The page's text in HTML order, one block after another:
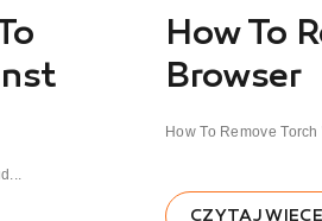
How To
Browser
How To Remove
CZYTAJ